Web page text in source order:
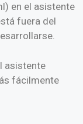
en el asistente
fuera del
asistente
fácilmente